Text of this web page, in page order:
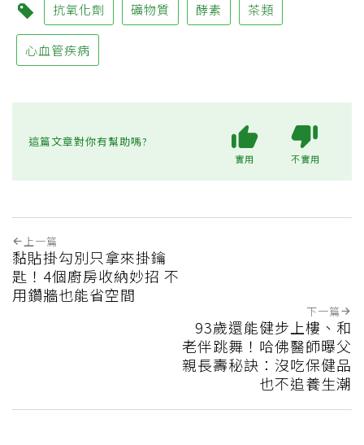
抗氧化劑 礦物質 酵素 茶類
心血管疾病
這篇文章對你有幫助嗎?
實用 不實用
上一篇
黏貼掛勾別只拿來掛鑰
匙！4個廚房收納妙招 不
用鑽牆也能省空間
下一篇
93歲還能健步上樓、和
老伴跳舞！哈佛醫師曝父
親長壽秘訣：沒吃保健品
也不追養生潮